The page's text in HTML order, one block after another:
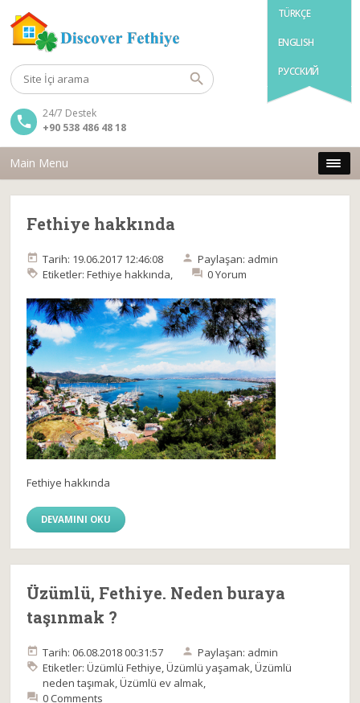
TÜRKÇE
ENGLISH
РУССКИЙ
24/7 Destek
+90 538 486 48 18
Main Menu
Fethiye hakkında
Tarih: 19.06.2017 12:46:08
Paylaşan: admin
Etiketler:Fethiye hakkında, 0 Yorum
Fethiye hakkında
DEVAMINI OKU
Üzümlü, Fethiye. Neden buraya
taşınmak ?
Tarih: 06.08.2018 00:31:57
Paylaşan: admin
Etiketler:Üzümlü Fethiye,Üzümlü yaşamak,Üzümlü
neden taşımak,Üzümlü ev almak,
0 Comments